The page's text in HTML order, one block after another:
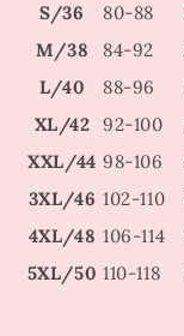
S/36
80-88
M/38
84-92
L/40
88-96
XL/42 92-100
XXL/44 98-106
3XL/46 102-110
4XL/48 106-114
5XL/50 110-118